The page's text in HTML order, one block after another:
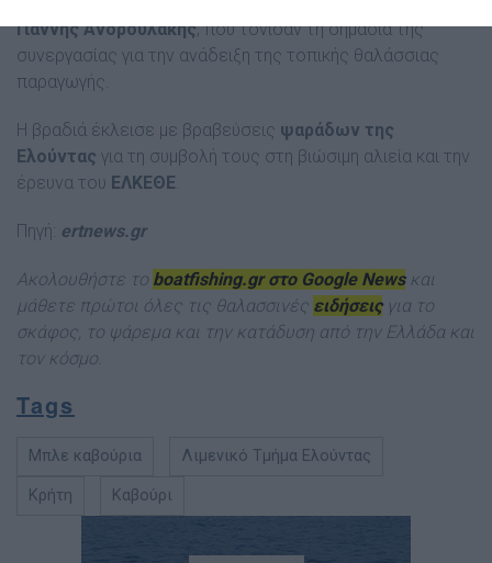
Γιάννης Ανδρουλάκης, που τόνισαν τη σημασία της
συνεργασίας για την ανάδειξη της τοπικής θαλάσσιας
παραγωγής.
Η βραδιά έκλεισε με βραβεύσεις ψαράδων της
Ελούντας για τη συμβολή τους στη βιώσιμη αλιεία και την
έρευνα του ΕΛΚΕΘΕ
Πηγή: ertnews.gr
Ακολουθήστε το boatfishing.gr στο Google Newsκαι
μάθετε πρώτοι όλες τις θαλασσινές ειδήσειςγια το
σκάφος, το ψάρεμα και την κατάδυση από την Ελλάδα και
τον κόσμο.
Tags
Μπλε καβούρια Λιμενικό Τμήμα Ελούντας
Κρήτη Καβούρι